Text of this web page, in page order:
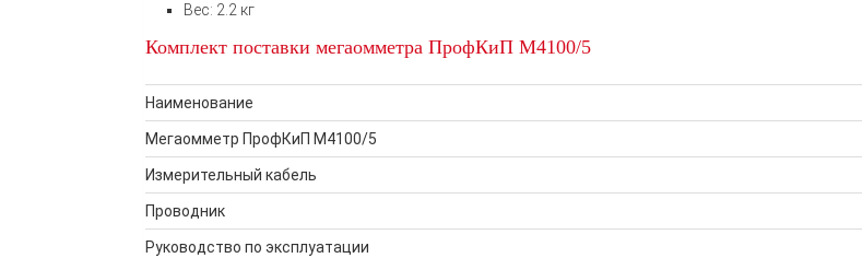
Вес: 2.2 кг
Комплект поставки мегаомметра ПрофКиП М4100/5
Наименование
Мегаомметр ПрофКиП М4100/5
Измерительный кабель
Проводник
Руководство по эксплуатации